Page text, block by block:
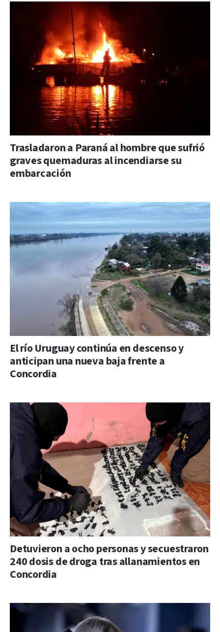
Trasladaron a Paraná al hombre que sufrió
graves quemaduras al incendiarse su
embarcación
El río Uruguay continúa en descenso y
anticipan una nueva baja frente a
Concordia
Detuvieron a ocho personas y secuestraron
240 dosis de droga tras allanamientos en
Concordia